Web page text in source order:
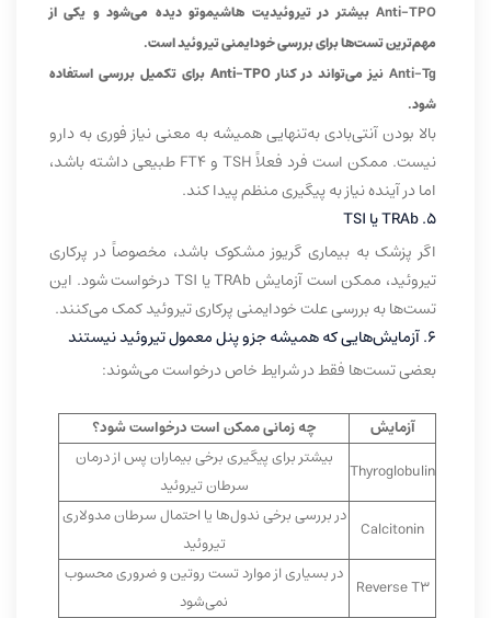
Anti-TPO بیشتر در تیروئیدیت هاشیموتو دیده می‌شود و یکی از
مهم‌ترین تست‌ها برای بررسی خودایمنی تیروئید است.
Anti-Tg
نیز می‌تواند در کنار Anti-TPO برای تکمیل بررسی استفاده
شود.
بالا بودن آنتی‌بادی به‌تنهایی همیشه به معنی نیاز فوری به دارو
نیست. ممکن است فرد فعلاً TSH و FT4 طبیعی داشته باشد،
اما در آینده نیاز به پیگیری منظم پیدا کند.
۵. TRAb یا TSI
اگر پزشک به بیماری گریوز مشکوک باشد، مخصوصاً در پرکاری
تیروئید، ممکن است آزمایش TRAb یا TSI درخواست شود. این
تست‌ها به بررسی علت خودایمنی پرکاری تیروئید کمک می‌کنند.
۶. آزمایش‌هایی که همیشه جزو پنل معمول تیروئید نیستند
بعضی تست‌ها فقط در شرایط خاص درخواست می‌شوند:
آزمایش
چه زمانی ممکن است درخواست شود؟
Thyroglobulin
بیشتر برای پیگیری برخی بیماران پس از درمان
سرطان تیروئید
Calcitonin
در بررسی برخی ندول‌ها یا احتمال سرطان مدولاری
تیروئید
Reverse T3
در بسیاری از موارد تست روتین و ضروری محسوب
نمی‌شود